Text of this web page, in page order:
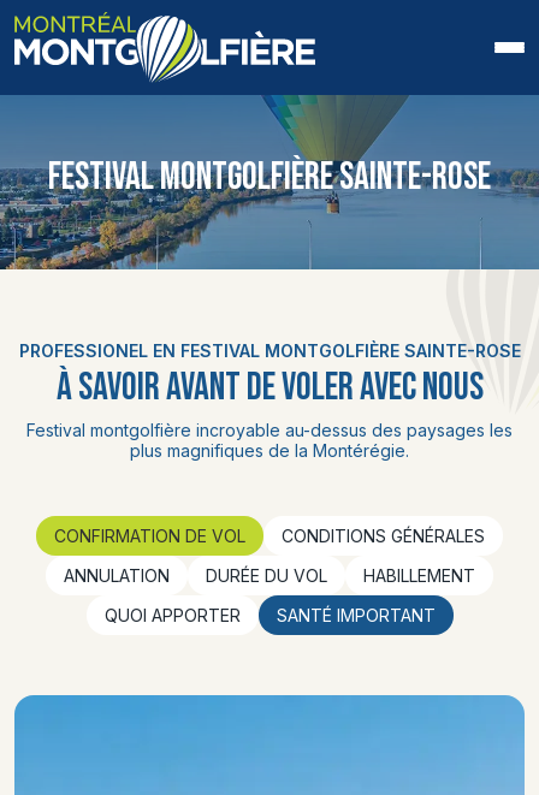
QUI SOMMES-NOUS
FAQ
PHOTOS ET VIDÉOS
CONTACT
FESTIVAL MONTGOLFIÈRE SAINTE-ROSE
PROFESSIONEL EN FESTIVAL MONTGOLFIÈRE SAINTE-ROSE
À SAVOIR AVANT DE VOLER AVEC NOUS
Festival montgolfière incroyable au-dessus des paysages les
plus magnifiques de la Montérégie.
CONFIRMATION DE VOL
CONDITIONS GÉNÉRALES
ANNULATION
DURÉE DU VOL
HABILLEMENT
QUOI APPORTER
SANTÉ IMPORTANT